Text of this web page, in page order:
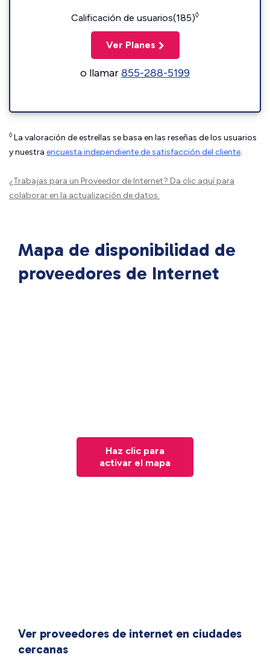
Calificación de usuarios(185)◊
Ver Planes
o llamar855-288-5199
◊ La valoración de estrellas se basa en las reseñas de los usuarios
y nuestra encuesta independiente de satisfacción del cliente.
¿Trabajas para un Proveedor de Internet? Da clic aquípara
colaborar en la actualización de datos.
Mapa de disponibilidad de
proveedores de Internet
Haz clic para
activar el mapa
Ver proveedores de internet en ciudades
cercanas